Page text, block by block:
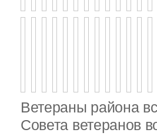
Ветераны района
Совета ветеранов